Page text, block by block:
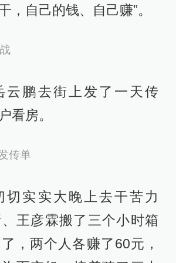
，自己的钱、自己赚”。
云鹏去街上发了一天传
看房。
传单
切实实大晚上去干苦力
王彦霖搬了三个小时箱
，两个人各赚了60元，